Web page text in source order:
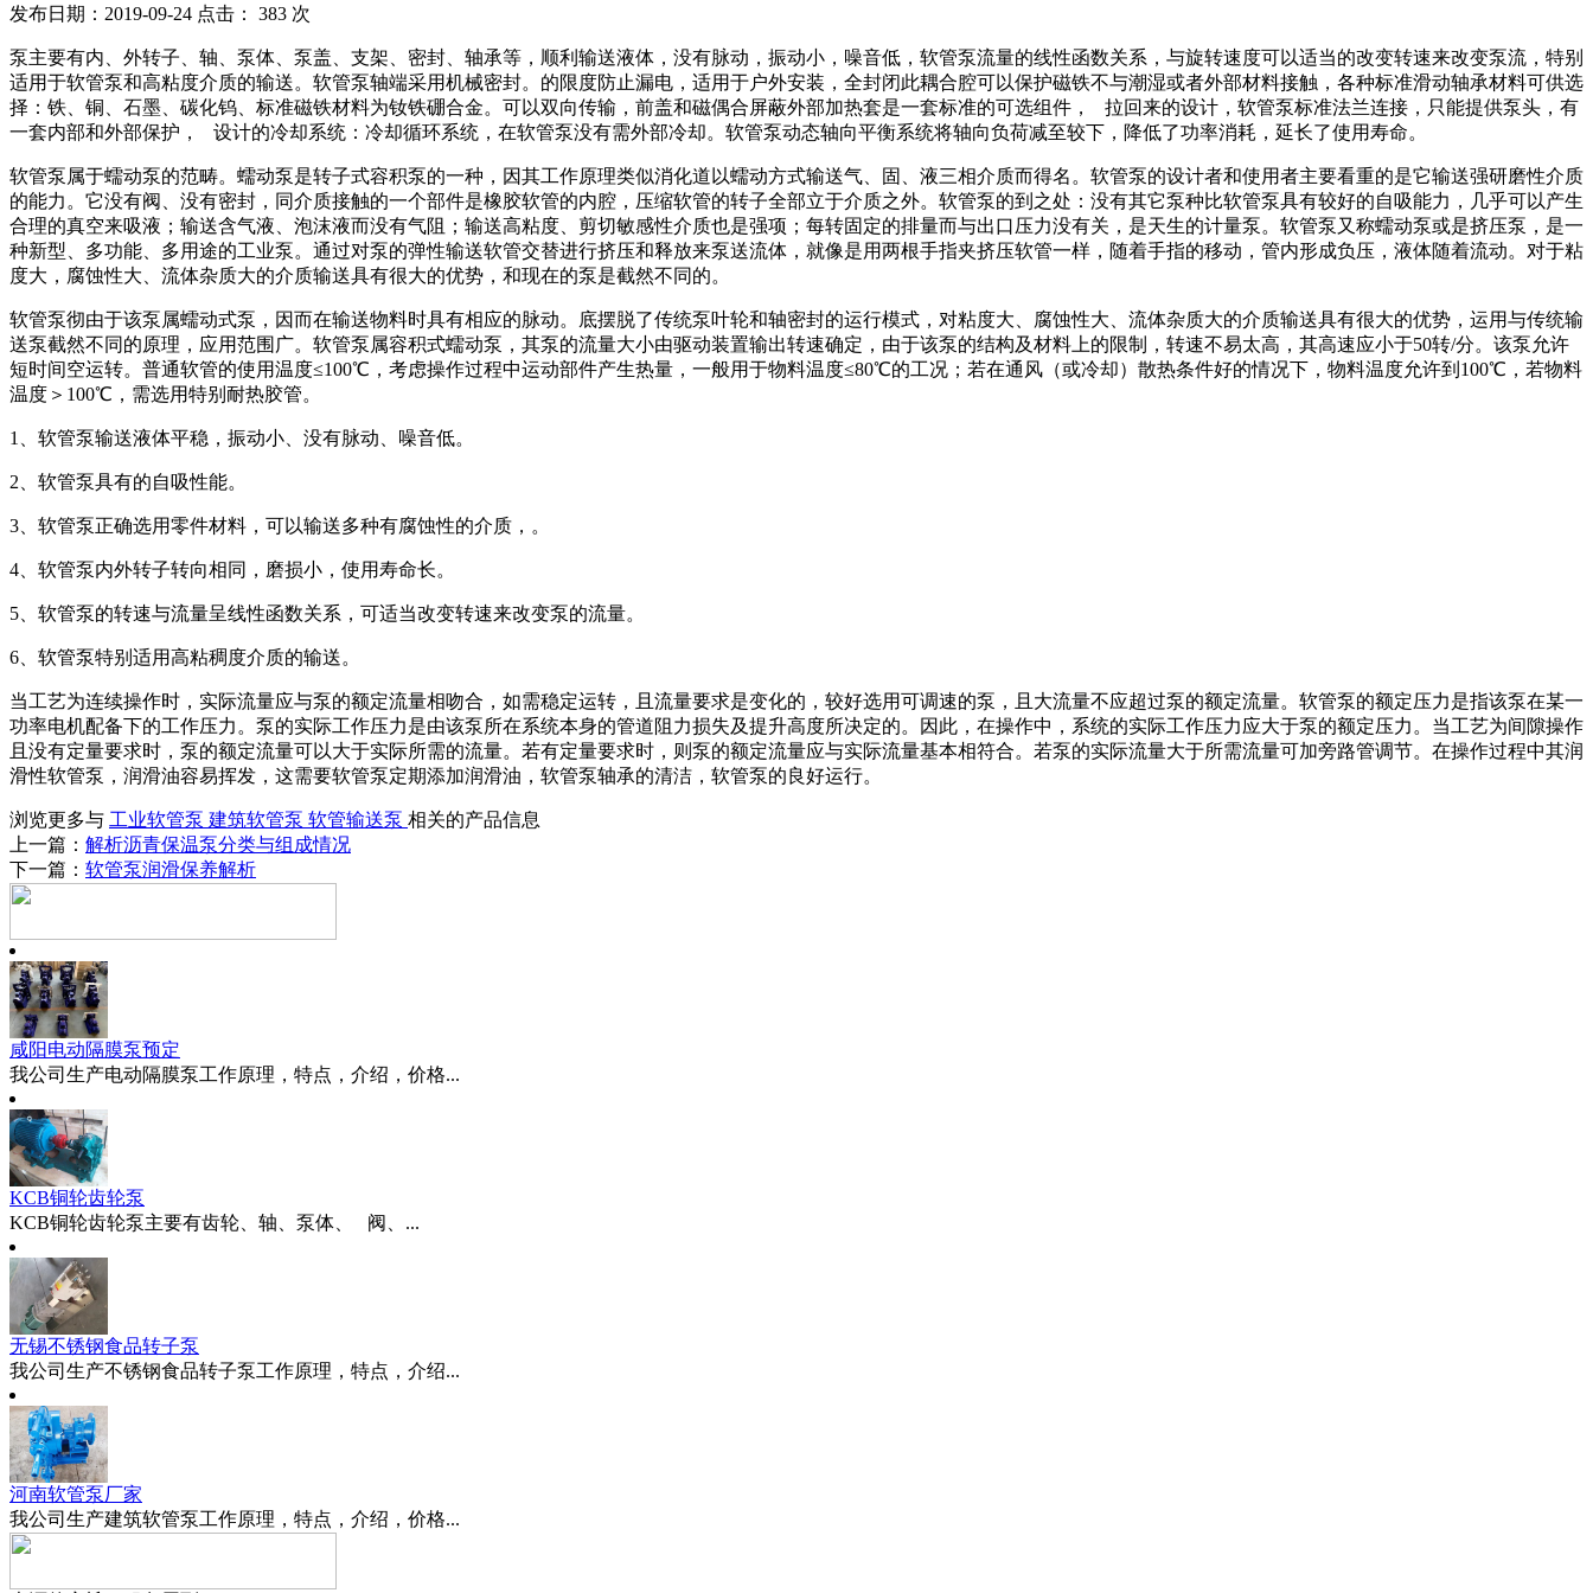
发布日期：2019-09-24 点击： 383 次
泵主要有内、外转子、轴、泵体、泵盖、支架、密封、轴承等，顺利输送液体，没有脉动，振动小，噪音低，软管泵流量的线性函数关系，与旋转速度可以适当的改变转速来改变泵流，特别
适用于软管泵和高粘度介质的输送。软管泵轴端采用机械密封。的限度防止漏电，适用于户外安装，全封闭此耦合腔可以保护磁铁不与潮湿或者外部材料接触，各种标准滑动轴承材料可供选
择：铁、铜、石墨、碳化钨、标准磁铁材料为钕铁硼合金。可以双向传输，前盖和磁偶合屏蔽外部加热套是一套标准的可选组件， 拉回来的设计，软管泵标准法兰连接，只能提供泵头，有
一套内部和外部保护， 设计的冷却系统：冷却循环系统，在软管泵没有需外部冷却。软管泵动态轴向平衡系统将轴向负荷减至较下，降低了功率消耗，延长了使用寿命。
软管泵属于蠕动泵的范畴。蠕动泵是转子式容积泵的一种，因其工作原理类似消化道以蠕动方式输送气、固、液三相介质而得名。软管泵的设计者和使用者主要看重的是它输送强研磨性介质
的能力。它没有阀、没有密封，同介质接触的一个部件是橡胶软管的内腔，压缩软管的转子全部立于介质之外。软管泵的到之处：没有其它泵种比软管泵具有较好的自吸能力，几乎可以产生
合理的真空来吸液；输送含气液、泡沫液而没有气阻；输送高粘度、剪切敏感性介质也是强项；每转固定的排量而与出口压力没有关，是天生的计量泵。软管泵又称蠕动泵或是挤压泵，是一
种新型、多功能、多用途的工业泵。通过对泵的弹性输送软管交替进行挤压和释放来泵送流体，就像是用两根手指夹挤压软管一样，随着手指的移动，管内形成负压，液体随着流动。对于粘
度大，腐蚀性大、流体杂质大的介质输送具有很大的优势，和现在的泵是截然不同的。
软管泵彻由于该泵属蠕动式泵，因而在输送物料时具有相应的脉动。底摆脱了传统泵叶轮和轴密封的运行模式，对粘度大、腐蚀性大、流体杂质大的介质输送具有很大的优势，运用与传统输
送泵截然不同的原理，应用范围广。软管泵属容积式蠕动泵，其泵的流量大小由驱动装置输出转速确定，由于该泵的结构及材料上的限制，转速不易太高，其高速应小于50转/分。该泵允许
短时间空运转。普通软管的使用温度≤100℃，考虑操作过程中运动部件产生热量，一般用于物料温度≤80℃的工况；若在通风（或冷却）散热条件好的情况下，物料温度允许到100℃，若物料
温度＞100℃，需选用特别耐热胶管。
1、软管泵输送液体平稳，振动小、没有脉动、噪音低。
2、软管泵具有的自吸性能。
3、软管泵正确选用零件材料，可以输送多种有腐蚀性的介质，。
4、软管泵内外转子转向相同，磨损小，使用寿命长。
5、软管泵的转速与流量呈线性函数关系，可适当改变转速来改变泵的流量。
6、软管泵特别适用高粘稠度介质的输送。
当工艺为连续操作时，实际流量应与泵的额定流量相吻合，如需稳定运转，且流量要求是变化的，较好选用可调速的泵，且大流量不应超过泵的额定流量。软管泵的额定压力是指该泵在某一
功率电机配备下的工作压力。泵的实际工作压力是由该泵所在系统本身的管道阻力损失及提升高度所决定的。因此，在操作中，系统的实际工作压力应大于泵的额定压力。当工艺为间隙操作
且没有定量要求时，泵的额定流量可以大于实际所需的流量。若有定量要求时，则泵的额定流量应与实际流量基本相符合。若泵的实际流量大于所需流量可加旁路管调节。在操作过程中其润
滑性软管泵，润滑油容易挥发，这需要软管泵定期添加润滑油，软管泵轴承的清洁，软管泵的良好运行。
浏览更多与 工业软管泵 建筑软管泵 软管输送泵 相关的产品信息
上一篇： 解析沥青保温泵分类与组成情况
下一篇： 软管泵润滑保养解析
咸阳电动隔膜泵预定
我公司生产电动隔膜泵工作原理，特点，介绍，价格...
KCB铜轮齿轮泵
KCB铜轮齿轮泵主要有齿轮、轴、泵体、 阀、...
无锡不锈钢食品转子泵
我公司生产不锈钢食品转子泵工作原理，特点，介绍...
河南软管泵厂家
我公司生产建筑软管泵工作原理，特点，介绍，价格...